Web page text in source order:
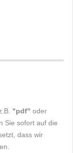
"pdf" oder
Sie sofort auf die
dass wir